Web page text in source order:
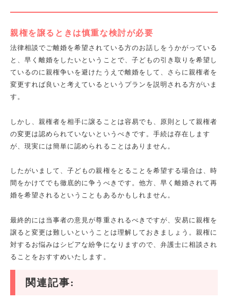
親権を譲るときは慎重な検討が必要
法律相談でご離婚を希望されている方のお話しをうかがっている
と、早く離婚をしたいということで、子どもの引き取りを希望し
ているのに親権争いを避けたうえで離婚をして、さらに親権者を
変更すれば良いと考えているというプランを説明される方がいま
す。
しかし、親権者を相手に譲ることは容易でも、原則として親権者
の変更は認められていないというべきです。手続は存在します
が、現実には簡単に認められることはありません。
したがいまして、子どもの親権をとることを希望する場合は、時
間をかけてでも徹底的に争うべきです。他方、早く離婚されて再
婚を希望されるということもあるかもしれません。
最終的には当事者の意見が尊重されるべきですが、安易に親権を
譲ると変更は難しいということは理解しておきましょう。親権に
対するお悩みはシビアな紛争になりますので、弁護士に相談され
ることをおすすめいたします。
関連記事: